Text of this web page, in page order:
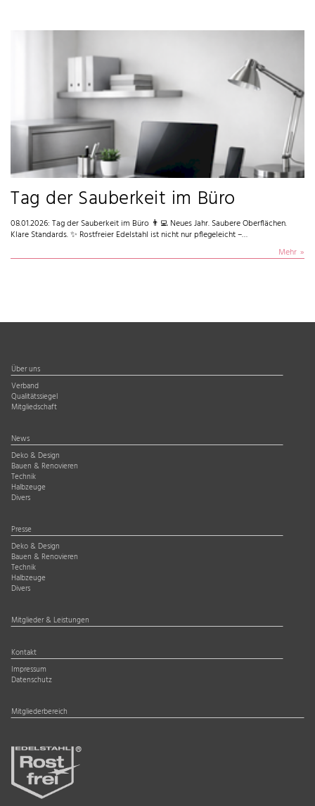
Tag der Sauberkeit im Büro
08.01.2026: Tag der Sauberkeit im Büro 👨‍💻 Neues Jahr. Saubere Oberflächen.
Klare Standards. ✨ Rostfreier Edelstahl ist nicht nur pflegeleicht –…
Mehr
Über uns
Verband
Qualitätssiegel
Mitgliedschaft
News
Deko & Design
Bauen & Renovieren
Technik
Halbzeuge
Divers
Presse
Deko & Design
Bauen & Renovieren
Technik
Halbzeuge
Divers
Mitglieder & Leistungen
Kontakt
Impressum
Datenschutz
Mitgliederbereich